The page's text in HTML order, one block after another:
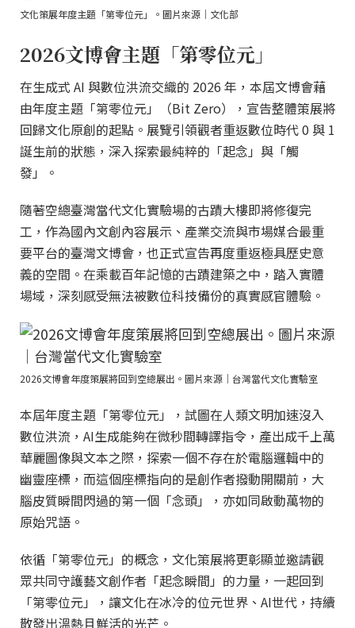
文化策展年度主題「第零位元」。圖片來源｜文化部
2026文博會主題「第零位元」
在生成式 AI 與數位洪流交織的 2026 年，本屆文博會藉
由年度主題「第零位元」（Bit Zero），宣告整體策展將
回歸文化原創的起點。展覽引領觀者重返數位時代 0 與 1
誕生前的狀態，深入探索最純粹的「起念」與「觸
發」。
隨著空總臺灣當代文化實驗場的古蹟大樓即將修復完
工，作為國內文創內容展示、產業交流與市場媒合最重
要平台的臺灣文博會，也正式宣告再度重返極具歷史意
義的空間。在乘載百年記憶的古蹟建築之中，踏入實體
場域，深刻感受無法被數位科技備份的真實感官體驗。
2026文博會年度策展將回到空總展出。圖片來源｜台灣當代文化實驗室
本屆年度主題「第零位元」，試圖在人類文明加速沒入
數位洪流，AI生成能夠在微秒間轉譯指令，產出成千上萬
華麗圖像與文本之際，探索一個不存在於電腦邏輯中的
幽靈座標，而這個座標指向的是創作者撥動開關前，大
腦皮質瞬間閃過的第一個「念頭」，亦如同啟動萬物的
原始咒語。
依循「第零位元」的概念，文化策展將更彰顯並邀請觀
眾共同守護藝文創作者「起念瞬間」的力量，一起回到
「第零位元」，讓文化在冰冷的位元世界、AI世代，持續
散發出溫熱且鮮活的光芒。